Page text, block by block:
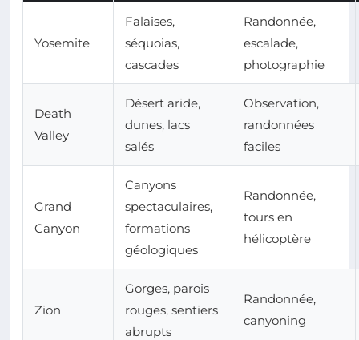
Yosemite
Falaises,
séquoias,
cascades
Randonnée,
escalade,
photographie
Death
Valley
Désert aride,
dunes, lacs
salés
Observation,
randonnées
faciles
Grand
Canyon
Canyons
spectaculaires,
formations
géologiques
Randonnée,
tours en
hélicoptère
Zion
Gorges, parois
rouges, sentiers
abrupts
Randonnée,
canyoning